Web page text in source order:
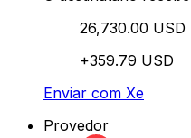
26,730.00 USD
+359.79 USD
Enviar com Xe
Provedor